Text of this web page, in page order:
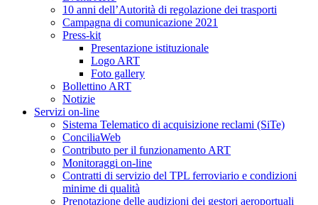
10 anni dell’Autorità di regolazione dei trasporti
Campagna di comunicazione 2021
Press-kit
Presentazione istituzionale
Logo ART
Foto gallery
Bollettino ART
Notizie
Servizi on-line
Sistema Telematico di acquisizione reclami (SiTe)
ConciliaWeb
Contributo per il funzionamento ART
Monitoraggi on-line
Contratti di servizio del TPL ferroviario e condizioni
minime di qualità
Prenotazione delle audizioni dei gestori aeroportuali